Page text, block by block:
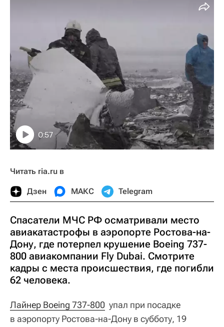
0:57
Читать ria.ru в
Дзен МАКС Telegram
Спасатели МЧС РФ осматривали место
авиакатастрофы в аэропорте Ростова-на-
Дону, где потерпел крушение Boeing 737-
800 авиакомпании Fly Dubai. Смотрите
кадры с места происшествия, где погибли
62 человека.
Лайнер Boeing 737-800 упал при посадке
в аэропорту Ростова-на-Дону в субботу, 19